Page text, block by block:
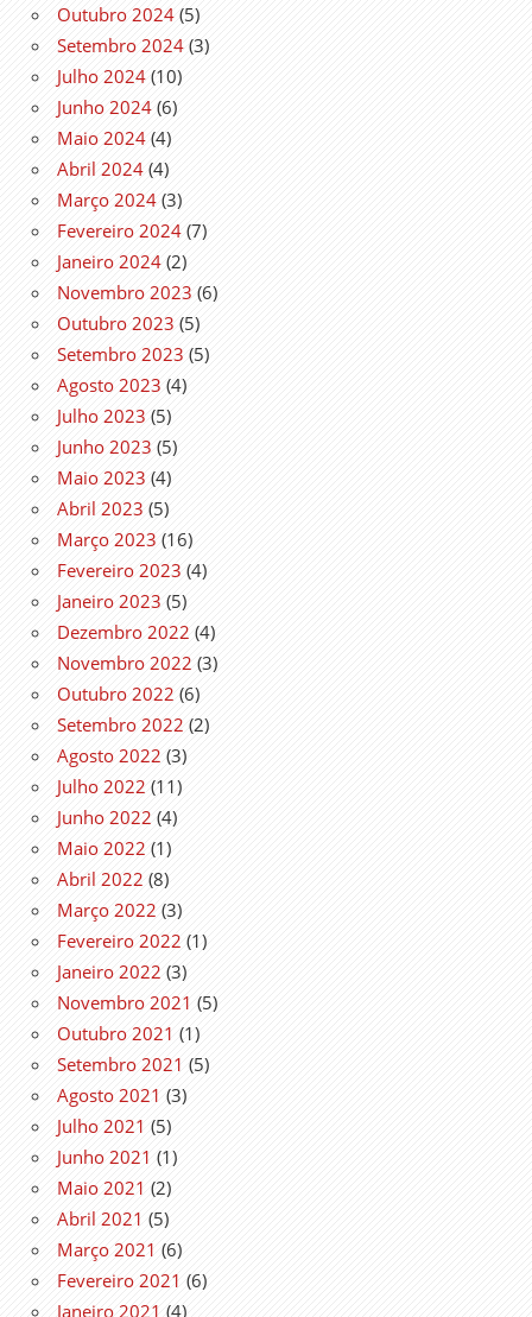
Outubro 2024 (5)
Setembro 2024 (3)
Julho 2024 (10)
Junho 2024 (6)
Maio 2024 (4)
Abril 2024 (4)
Março 2024 (3)
Fevereiro 2024 (7)
Janeiro 2024 (2)
Novembro 2023 (6)
Outubro 2023 (5)
Setembro 2023 (5)
Agosto 2023 (4)
Julho 2023 (5)
Junho 2023 (5)
Maio 2023 (4)
Abril 2023 (5)
Março 2023 (16)
Fevereiro 2023 (4)
Janeiro 2023 (5)
Dezembro 2022 (4)
Novembro 2022 (3)
Outubro 2022 (6)
Setembro 2022 (2)
Agosto 2022 (3)
Julho 2022 (11)
Junho 2022 (4)
Maio 2022 (1)
Abril 2022 (8)
Março 2022 (3)
Fevereiro 2022 (1)
Janeiro 2022 (3)
Novembro 2021 (5)
Outubro 2021 (1)
Setembro 2021 (5)
Agosto 2021 (3)
Julho 2021 (5)
Junho 2021 (1)
Maio 2021 (2)
Abril 2021 (5)
Março 2021 (6)
Fevereiro 2021 (6)
Janeiro 2021 (4)